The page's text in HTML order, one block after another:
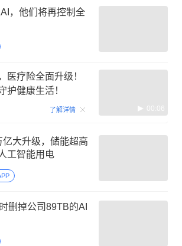
，他们将再控制全
医疗险全面升级！
护健康生活！
了解详情 00:06
大升级，储能超高
工智能用电
删掉公司89TB的AI